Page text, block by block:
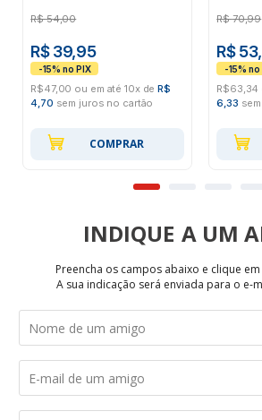
R$ 54,00
R$ 39,95
R$47,00 ou em até 10x deR$
4,70 sem juros no cartão
COMPRAR
R$ 70,99
R$
R$63,34
6,33
INDIQUE
Preencha os campos abaixo e clique
A sua indicação será enviada para o e-